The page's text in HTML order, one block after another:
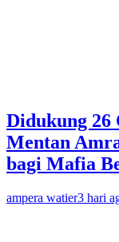
Didukung 26
Mentan
bagi Mafia
ampera watier3 hari